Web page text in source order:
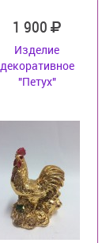
1 900
Изделие
декоративное
"Петух"